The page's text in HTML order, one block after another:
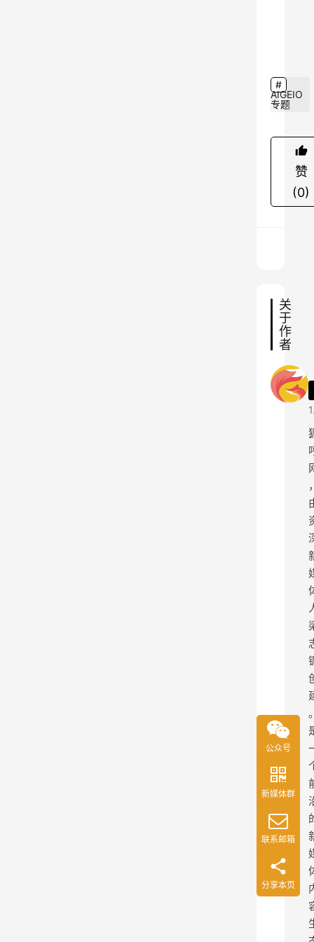
声
响
堡
镶
嵌
宝
石
的
首
绒
玩
L
a
b
u
和
AIGEIO
专题
赞
(0)
关
于
作
者
公众号
新媒体群
联系邮箱
分享本页